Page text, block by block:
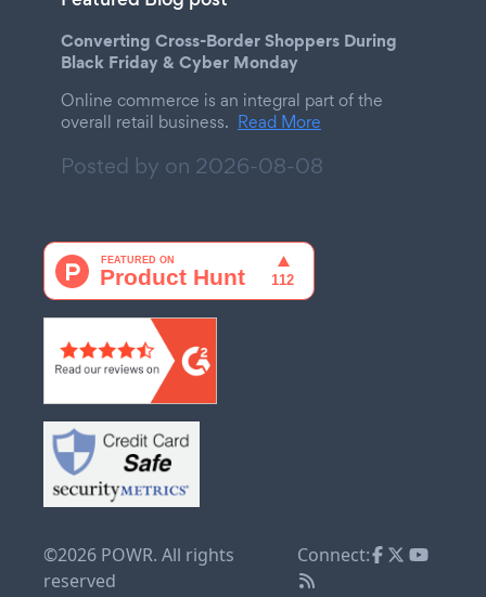
Converting Cross-Border Shoppers During
Black Friday & Cyber Monday
Online commerce is an integral part of the
overall retail business. Read More
Posted by on 2026-08-08
©2026 POWR. All rights
reserved
Connect: